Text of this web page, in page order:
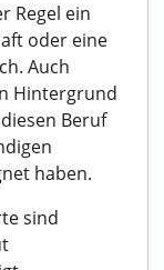
Regel ein
oder eine
Auch
Hintergrund
Beruf
haben.
sind